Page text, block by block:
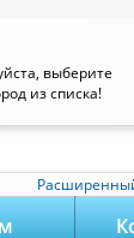
выберите
из списка!